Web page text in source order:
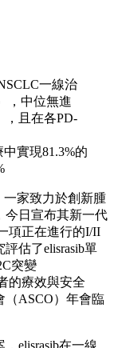
一線治
，中位無進
，且在各PD-
實現81.3%的
一家致力於創新腫
今日宣布其新一代
項正在進行的I/II
估了elisrasib單
突變
的療效與安全
（ASCO）年會臨
elisrasib在一線